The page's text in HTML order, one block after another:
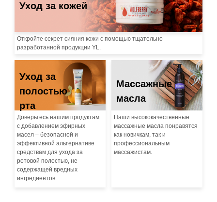
Уход за кожей
Откройте секрет сияния кожи с помощью тщательно
разработанной продукции YL.
Уход за
полостью
рта
Доверьтесь нашим продуктам
с добавлением эфирных
масел – безопасной и
эффективной альтернативе
средствам для ухода за
ротовой полостью, не
содержащей вредных
ингредиентов.
Массажные
масла
Наши высококачественные
массажные масла понравятся
как новичкам, так и
профессиональным
массажистам.